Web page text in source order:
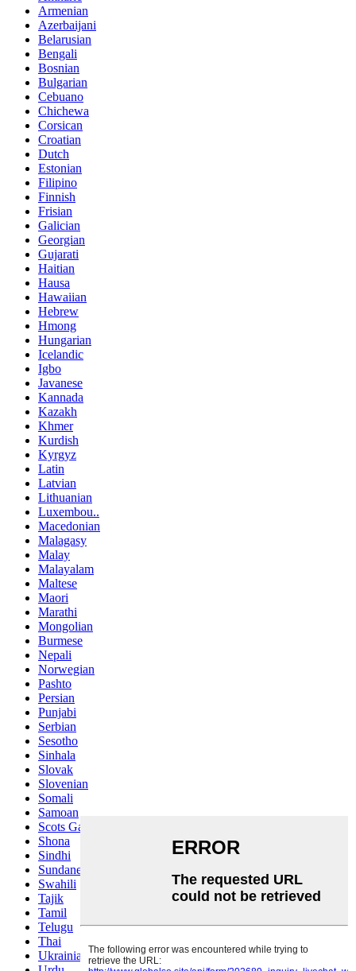
Armenian
Azerbaijani
Belarusian
Bengali
Bosnian
Bulgarian
Cebuano
Chichewa
Corsican
Croatian
Dutch
Estonian
Filipino
Finnish
Frisian
Galician
Georgian
Gujarati
Haitian
Hausa
Hawaiian
Hebrew
Hmong
Hungarian
Icelandic
Igbo
Javanese
Kannada
Kazakh
Khmer
Kurdish
Kyrgyz
Latin
Latvian
Lithuanian
Luxembou..
Macedonian
Malagasy
Malay
Malayalam
Maltese
Maori
Marathi
Mongolian
Burmese
Nepali
Norwegian
Pashto
Persian
Punjabi
Serbian
Sesotho
Sinhala
Slovak
Slovenian
Somali
Samoan
Scots Gaelic
Shona
Sindhi
Sundanese
Swahili
Tajik
Tamil
Telugu
Thai
Ukrainian